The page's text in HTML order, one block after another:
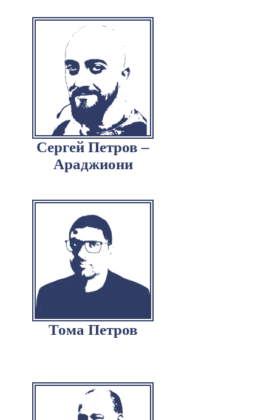
Сергей Петров –
Араджиони
Тома Петров